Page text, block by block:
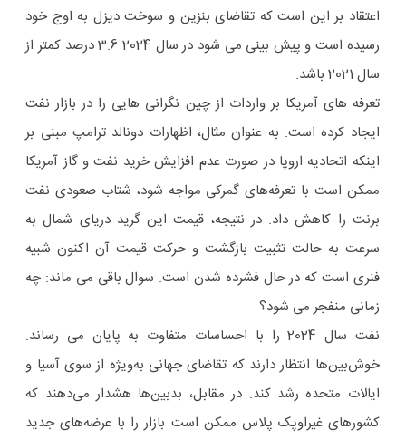
اعتقاد بر این است که تقاضای بنزین و سوخت دیزل به اوج خود
رسیده است و پیش بینی می شود در سال 2024 3.6 درصد کمتر از
سال 2021 باشد.
تعرفه های آمریکا بر واردات از چین نگرانی هایی را در بازار نفت
ایجاد کرده است. به عنوان مثال، اظهارات دونالد ترامپ مبنی بر
اینکه اتحادیه اروپا در صورت عدم افزایش خرید نفت و گاز آمریکا
ممکن است با تعرفه‌های گمرکی مواجه شود، شتاب صعودی نفت
برنت را کاهش داد. در نتیجه، قیمت این گرید دریای شمال به
سرعت به حالت تثبیت بازگشت و حرکت قیمت آن اکنون شبیه
فنری است که در حال فشرده شدن است. سوال باقی می ماند: چه
زمانی منفجر می شود؟
نفت سال 2024 را با احساسات متفاوت به پایان می رساند.
خوش‌بین‌ها انتظار دارند که تقاضای جهانی به‌ویژه از سوی آسیا و
ایالات متحده رشد کند. در مقابل، بدبین‌ها هشدار می‌دهند که
کشورهای غیراوپک پلاس ممکن است بازار را با عرضه‌های جدید